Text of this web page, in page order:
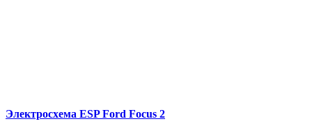
Электросхема ESP Ford Focus 2